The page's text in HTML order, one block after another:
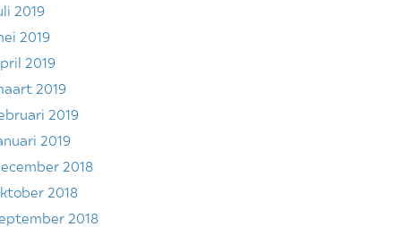
2019
2019
2019
2019
2019
2019
2018
2018
2018